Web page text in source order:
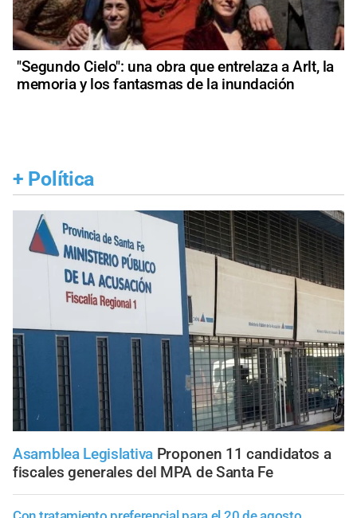
"Segundo Cielo": una obra que entrelaza a Arlt, la
memoria y los fantasmas de la inundación
+ Política
Asamblea Legislativa Proponen 11 candidatos a
fiscales generales del MPA de Santa Fe